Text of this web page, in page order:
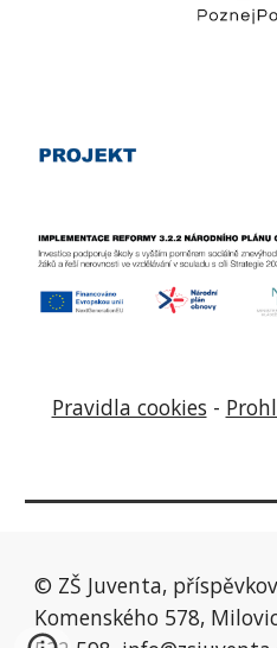
Pravidla cookies -
© ZŠ Juventa,
Komenského 578,